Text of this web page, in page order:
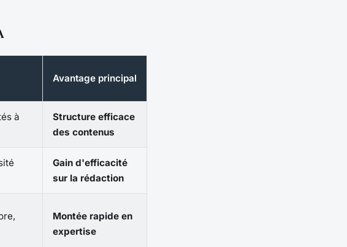
Avantage principal
à
Structure efficace
des contenus
Gain d'efficacité
sur la rédaction
Montée rapide en
expertise